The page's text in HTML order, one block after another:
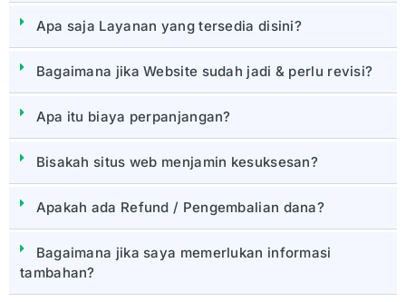
Apa saja Layanan yang tersedia disini?
Bagaimana jika Website sudah jadi & perlu revisi?
Apa itu biaya perpanjangan?
Bisakah situs web menjamin kesuksesan?
Apakah ada Refund / Pengembalian dana?
Bagaimana jika saya memerlukan informasi
tambahan?